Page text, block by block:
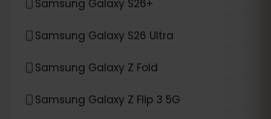
Samsung Galaxy S26+
Samsung Galaxy S26 Ultra
Samsung Galaxy Z Fold
Samsung Galaxy Z Flip 3 5G